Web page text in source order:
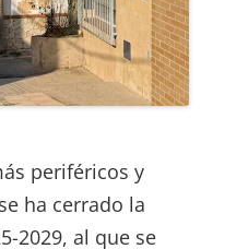
periféricos y
ha cerrado la
2029, al que se